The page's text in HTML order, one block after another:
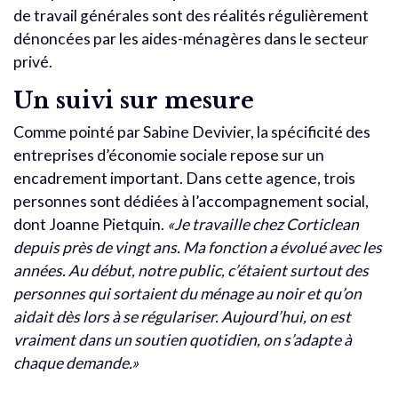
de travail générales sont des réalités régulièrement
dénoncées par les aides-ménagères dans le secteur
privé.
Un suivi sur mesure
Comme pointé par Sabine Devivier, la spécificité des
entreprises d’économie sociale repose sur un
encadrement important. Dans cette agence, trois
personnes sont dédiées à l’accompagnement social,
dont Joanne Pietquin. «Je travaille chez Corticlean
depuis près de vingt ans. Ma fonction a évolué avec les
années. Au début, notre public, c’étaient surtout des
personnes qui sortaient du ménage au noir et qu’on
aidait dès lors à se régulariser. Aujourd’hui, on est
vraiment dans un soutien quotidien, on s’adapte à
chaque demande.»